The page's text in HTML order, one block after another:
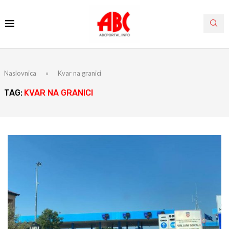
Naslovnica » Kvar na granici
TAG: KVAR NA GRANICI